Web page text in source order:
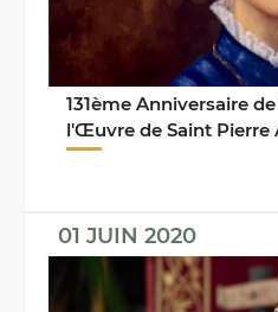
131ème Anniversaire
l'Œuvre de Saint Pierre
01 JUIN 2020